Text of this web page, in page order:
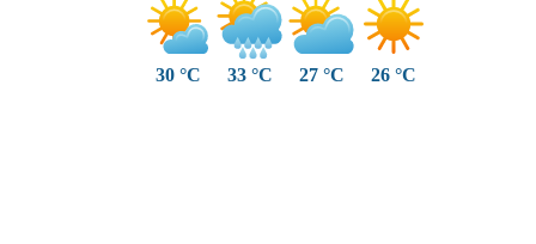
30 °C 33 °C 27 °C 26 °C